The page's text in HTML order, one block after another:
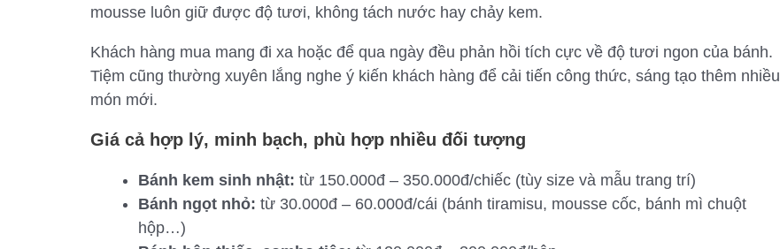
mousse luôn giữ được độ tươi, không tách nước hay chảy kem.
Khách hàng mua mang đi xa hoặc để qua ngày đều phản hồi tích cực về độ tươi ngon của bánh.
Tiệm cũng thường xuyên lắng nghe ý kiến khách hàng để cải tiến công thức, sáng tạo thêm nhiều
món mới.
Giá cả hợp lý, minh bạch, phù hợp nhiều đối tượng
Bánh kem sinh nhật: từ 150.000đ – 350.000đ/chiếc (tùy size và mẫu trang trí)
Bánh ngọt nhỏ: từ 30.000đ – 60.000đ/cái (bánh tiramisu, mousse cốc, bánh mì chuột
hộp…)